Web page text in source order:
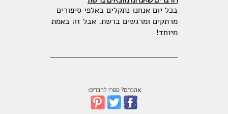
בכל יום אנחנו נתקלים באלפי סיפורים
מרתקים ומרגשים ברשת. אבל זה באמת
מיוחד!
אהבתם? ספרו לחברים: